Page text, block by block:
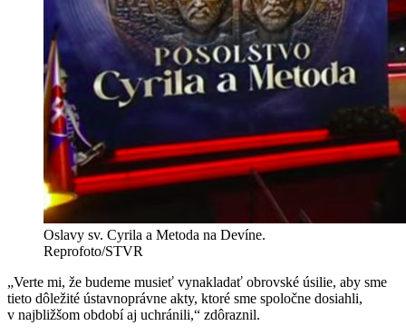
Oslavy sv. Cyrila a Metoda na Devíne.
Reprofoto/STVR
„Verte mi, že budeme musieť vynakladať obrovské úsilie, aby sme
tieto dôležité ústavnoprávne akty, ktoré sme spoločne dosiahli,
v najbližšom období aj uchránili,“ zdôraznil.